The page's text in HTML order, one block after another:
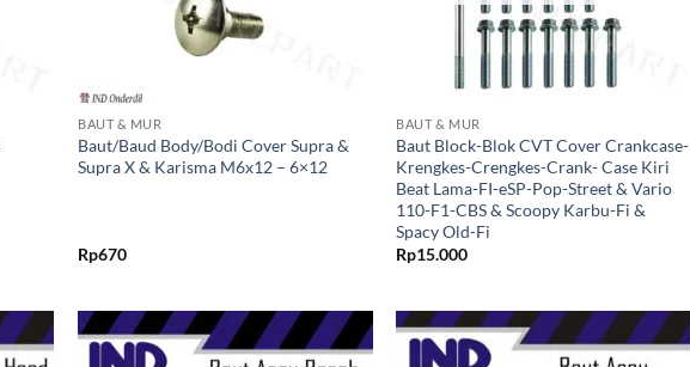
BAUT & MUR
Baut/Baud Body/Bodi Cover Supra &
Supra X & Karisma M6x12 – 6×12
Rp670
BAUT & MUR
Baut Block-Blok CVT Cover Crankcase-
Krengkes-Crengkes-Crank- Case Kiri
Beat Lama-FI-eSP-Pop-Street & Vario
110-F1-CBS & Scoopy Karbu-Fi &
Spacy Old-Fi
Rp15.000